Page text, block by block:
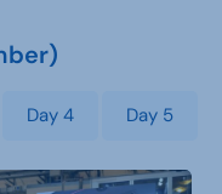
Day 4 Day 5